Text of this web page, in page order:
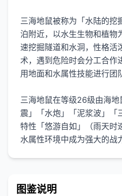
三海地鼠被称为「水陆的挖
泊附近，以水生生物和植物
速挖掘隧道和水洞，性格活
术，遇到危险时会分工合作
用地面和水属性技能进行团
三海地鼠在等级26级由海
震」「水炮」「泥浆波」「
特性「悠游自如」（雨天时
水属性环境中成为强大的战
图鉴说明